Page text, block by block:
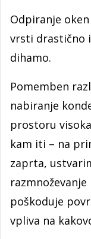
Odpiranje
vrsti drastično
dihamo.
Pomemben
nabiranje
prostoru
kam iti – na
zaprta,
poškoduje
vpliva na